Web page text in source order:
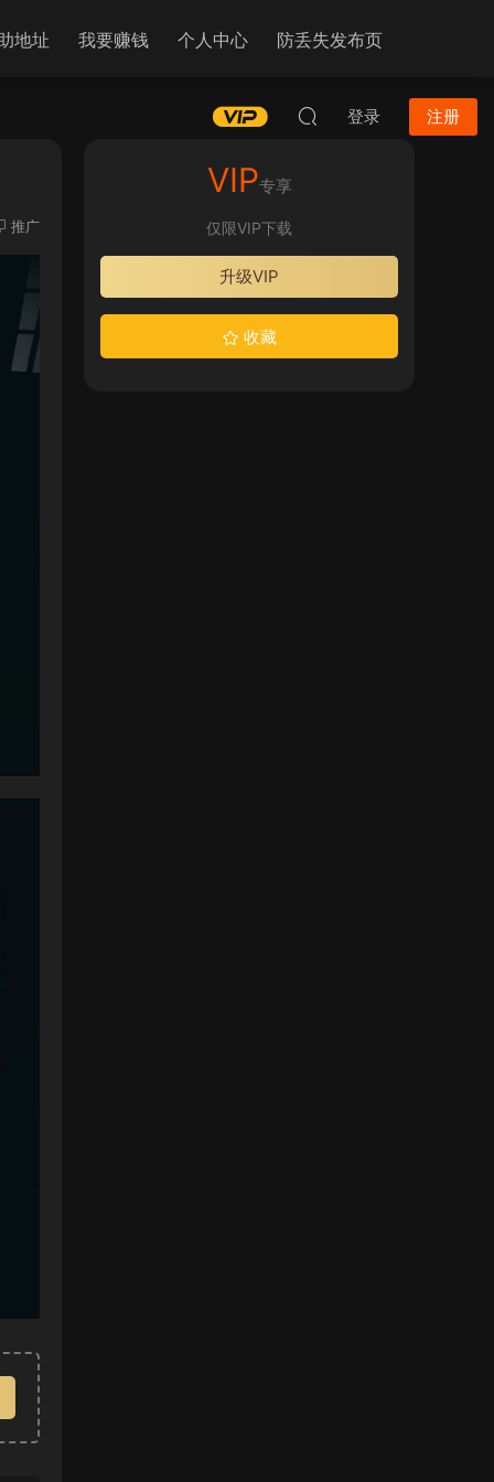
地址 我要赚钱 个人中心 防丢失发布页
登录 注册
推广
VIP专享
仅限VIP下载
升级VIP
收藏